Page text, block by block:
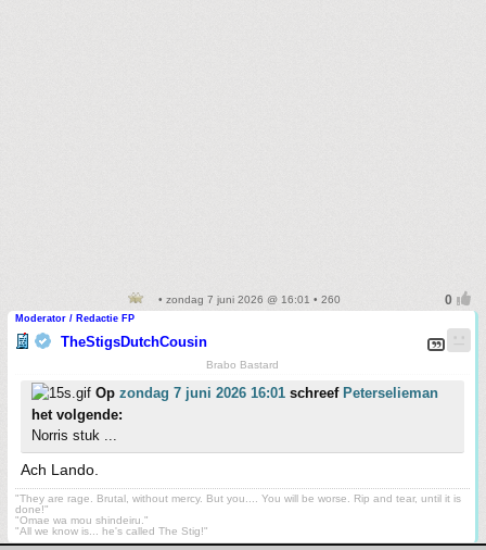
• zondag 7 juni 2026 @ 16:01 • 260
Moderator / Redactie FP
TheStigsDutchCousin
Brabo Bastard
Op zondag 7 juni 2026 16:01 schreef Peterselieman
het volgende:
Norris stuk ...
Ach Lando.
"They are rage. Brutal, without mercy. But you.... You will be worse. Rip and tear, until it is
done!"
"Omae wa mou shindeiru."
"All we know is... he's called The Stig!"